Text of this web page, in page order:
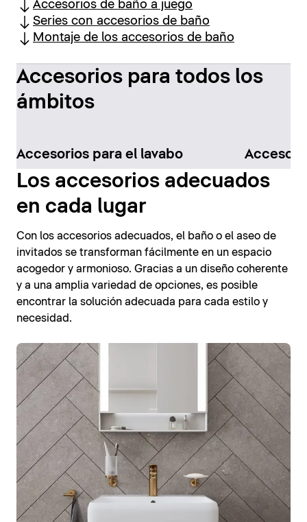
Accesorios de baño a juego
Series con accesorios de baño
Montaje de los accesorios de baño
Accesorios para todos los
ámbitos
Accesorios para el lavabo
Los accesorios adecuados
en cada lugar
Con los accesorios adecuados, el baño o el aseo de
invitados se transforman fácilmente en un espacio
acogedor y armonioso. Gracias a un diseño coherente
y a una amplia variedad de opciones, es posible
encontrar la solución adecuada para cada estilo y
necesidad.